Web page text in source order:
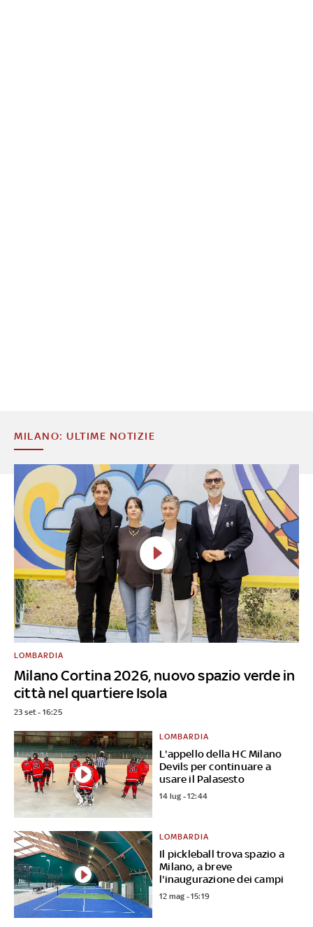
MILANO: ULTIME NOTIZIE
Milano Cortina 2026, nuovo spazio verde in
città nel quartiere Isola
LOMBARDIA
23 set - 16:25
L'appello della HC Milano
Devils per continuare a
usare il Palasesto
LOMBARDIA
14 lug - 12:44
Il pickleball trova spazio a
Milano, a breve
l'inaugurazione dei campi
LOMBARDIA
12 mag - 15:19